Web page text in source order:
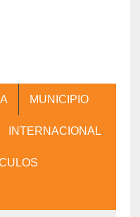
MUNICIPIO
INTERNACIONAL